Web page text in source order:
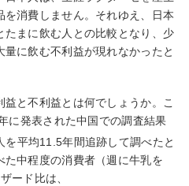
消費しません。それゆえ、日本
たまに飲む人との比較となり、少
に飲む不利益が現れなかったと
と不利益とは何でしょうか。こ
に発表された中国での調査結果
平均11.5年間追跡して調べたと
た中程度の消費者（週に牛乳を
ード比は、